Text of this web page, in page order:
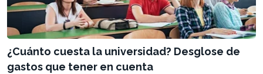
¿Cuánto cuesta la universidad? Desglose de
gastos que tener en cuenta